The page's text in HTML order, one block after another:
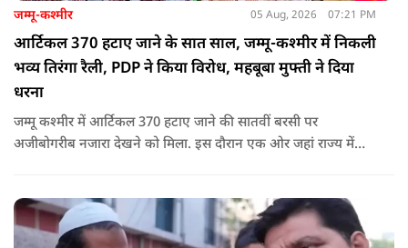
जम्मू-कश्मीर 05 Aug, 2026 07:21 PM
आर्टिकल 370 हटाए जाने के सात साल, जम्मू-कश्मीर में निकली
भव्य तिरंगा रैली, PDP ने किया विरोध, महबूबा मुफ्ती ने दिया
धरना
जम्मू कश्मीर में आर्टिकल 370 हटाए जाने की सातवीं बरसी पर
अजीबोगरीब नजारा देखने को मिला. इस दौरान एक ओर जहां राज्य में